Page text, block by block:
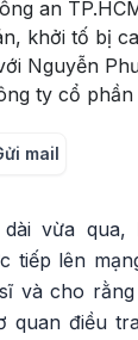
an
khởi tố bị
Nguyễn
ty cổ
mail
vừa qua,
tiếp lên
và cho
quan điều